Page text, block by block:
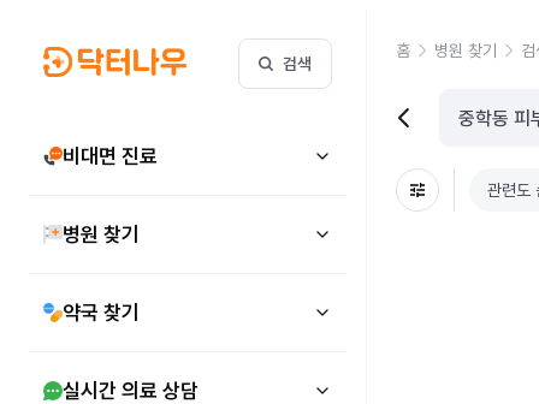
검색
비대면 진료
병원 찾기
약국 찾기
실시간 의료 상담
홈 병원 찾기
관련도